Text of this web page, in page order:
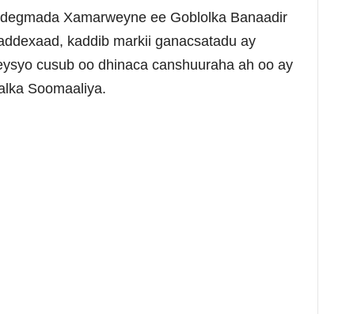
Xamarweyne ee Goblolka Banaadir
kaddib markii ganacsatadu ay
cusub oo dhinaca canshuuraha ah oo ay
Soomaaliya.